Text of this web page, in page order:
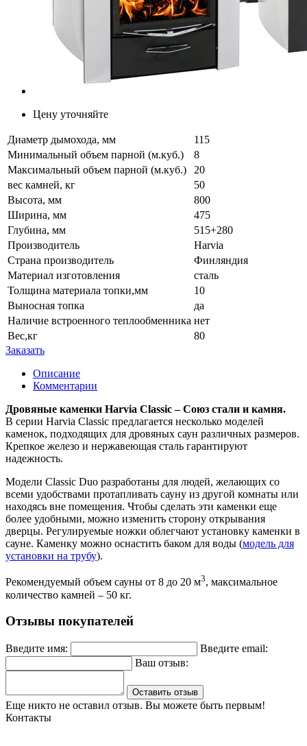
Цену уточняйте
Диаметр дымохода, мм
115
Минимальный объем парной (м.куб.)
8
Максимальный объем парной (м.куб.)
20
вес камней, кг
50
Высота, мм
800
Ширина, мм
475
Глубина, мм
515+280
Производитель
Harvia
Страна производитель
Финляндия
Материал изготовления
сталь
Толщина материала топки,мм
10
Выносная топка
да
Наличие встроенного теплообменника нет
Вес,кг
80
Заказать
Описание
Комментарии
Дровяные каменки Harvia Classic– Союз стали и камня.
В серии Harvia Classic предлагается несколько моделей
каменок, подходящих для дровяных саун различных размеров.
Крепкое железо и нержавеющая сталь гарантируют
надежность.
Модели Classic Duo разработаны для людей, желающих со
всеми удобствами протапливать сауну из другой комнаты или
находясь вне помещения. Чтобы сделать эти каменки еще
более удобными, можно изменить сторону открывания
дверцы. Регулируемые ножки облегчают установку каменки в
сауне. Каменку можно оснастить баком для воды (модель для
установки на трубу).
Рекомендуемый объем сауны от 8 до 20 м3, максимальное
количество камней – 50 кг.
Отзывы покупателей
Введите имя:
Введите email:
Ваш отзыв:
Оставить отзыв
Еще никто не оставил отзыв. Вы можете быть первым!
Контакты